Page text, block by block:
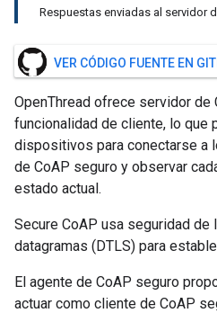
Respuestas enviadas al servidor
VER CÓDIGO FUENTE EN
OpenThread ofrece servidor de
funcionalidad de cliente, lo que
dispositivos para conectarse a
de CoAP seguro y observar
estado actual.
Secure CoAP usa seguridad de
datagramas (DTLS) para
El agente de CoAP seguro
actuar como cliente de CoAP